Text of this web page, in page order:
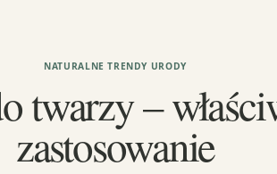
NATURALNE TRENDY URODY
twarzy –
zastosowanie